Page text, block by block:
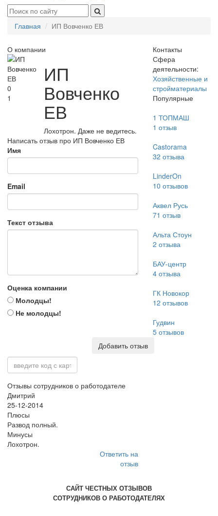
Главная ИП Вовченко ЕВ
О компании
0
1
ИП
Вовченко
ЕВ
Лохотрон. Даже не ведитесь.
Написать отзыв про ИП Вовченко ЕВ
Имя
Email
Текст отзыва
Оценка компании
Молодцы!
Не молодцы!
Добавить отзыв
Отзывы сотрудников о работодателе
Дмитрий
25-12-2014
Плюсы
Развод полный.
Минусы
Лохотрон.
Ответить на
отзыв
Контакты
Сфера
деятельности:
Хозяйственные и
стройматериалы
Популярные
1 ТОПМАШ
1 отзыв
Castorama
32 отзыва
LinderOn
10 отзывов
Аквел Русь
71 отзыв
Альта Стоун
2 отзыва
БАУ-центр
4отзыва
ГК Новокор
12 отзывов
Гудвин
5отзывов
САЙТ ЧЕСТНЫХ ОТЗЫВОВ
СОТРУДНИКОВ О РАБОТОДАТЕЛЯХ